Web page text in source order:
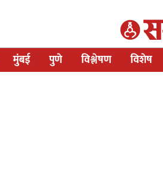
मुंबई पुणे विश्लेषण विशेष